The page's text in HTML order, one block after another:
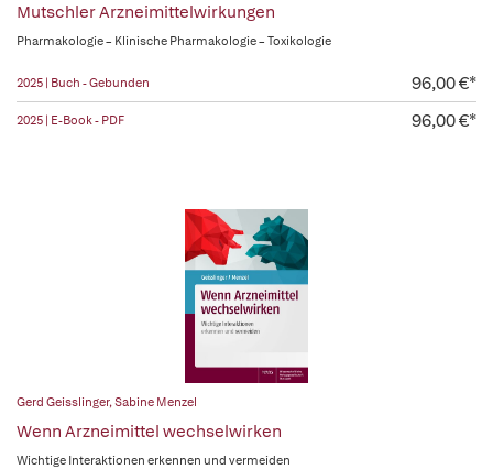
Mutschler Arzneimittelwirkungen
Pharmakologie – Klinische Pharmakologie – Toxikologie
2025 | Buch - Gebunden 96,00 €*
2025 | E-Book - PDF 96,00 €*
Gerd Geisslinger,Sabine Menzel
Wenn Arzneimittel wechselwirken
Wichtige Interaktionen erkennen und vermeiden